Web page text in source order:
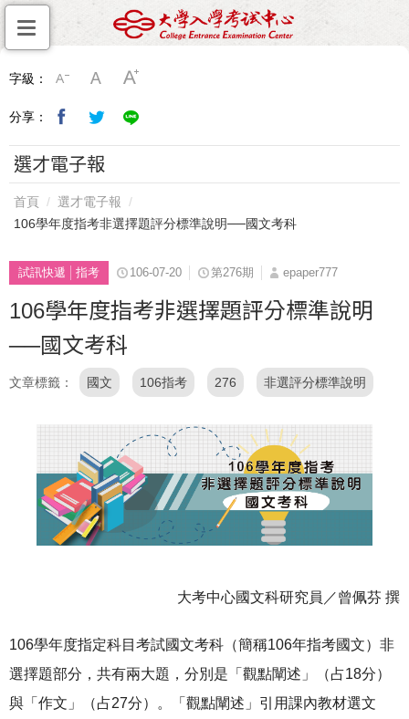
字級：
分享：
選才電子報
首頁
選才電子報
106學年度指考非選擇題評分標準說明──國文考科
試訊快遞 指考 106-07-20 第276期 epaper777
106學年度指考非選擇題評分標準說明
──國文考科
文章標籤 國文 106指考 276 非選評分標準說明
大考中心國文科研究員／曾佩芬 撰
106學年度指定科目考試國文考科（簡稱106年指考國文）非
選擇題部分，共有兩大題，分別是「觀點闡述」（占18分）
與「作文」（占27分）。「觀點闡述」引用課內教材選文